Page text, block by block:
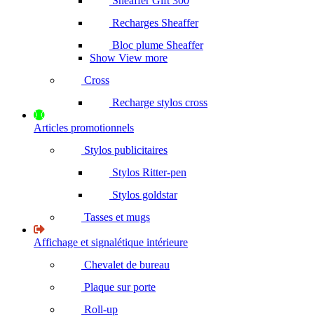
Recharges Sheaffer
Bloc plume Sheaffer
Show View more
Cross
Recharge stylos cross
Articles promotionnels
Stylos publicitaires
Stylos Ritter-pen
Stylos goldstar
Tasses et mugs
Affichage et signalétique intérieure
Chevalet de bureau
Plaque sur porte
Roll-up